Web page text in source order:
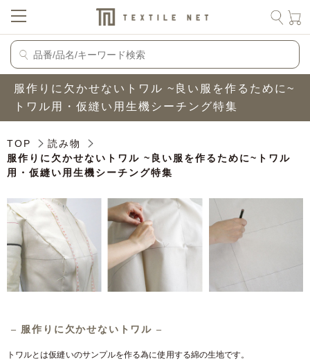
服作りに欠かせないトワル ~良い服を作るために~
トワル用・仮縫い用生機シーチング特集
TOP
読み物
服作りに欠かせないトワル ~良い服を作るために~トワル
用・仮縫い用生機シーチング特集
– 服作りに欠かせないトワル –
トワルとは仮縫いのサンプルを作る為に使用する綿の生地です。